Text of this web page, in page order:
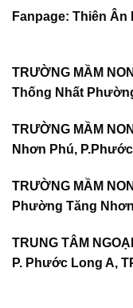
Fanpage: Thiên Ân
TRƯỜNG MẦM
Thống Nhất
TRƯỜNG MẦM
Nhơn Phú,
TRƯỜNG MẦM
Phường Tăng
TRUNG TÂM
P. Phước Long A,